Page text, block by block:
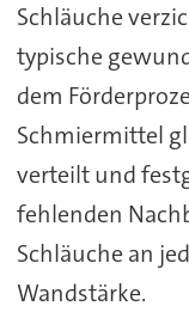
Schläuche
typische
dem
Schmiermittel
verteilt und
fehlenden
Schläuche an
Wandstärke.